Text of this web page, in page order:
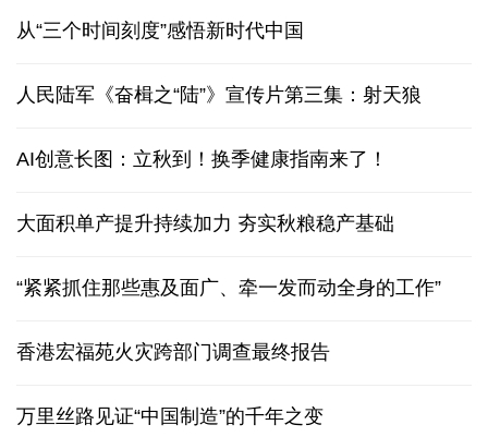
从“三个时间刻度”感悟新时代中国
人民陆军《奋楫之“陆”》宣传片第三集：射天狼
AI创意长图：立秋到！换季健康指南来了！
大面积单产提升持续加力 夯实秋粮稳产基础
“紧紧抓住那些惠及面广、牵一发而动全身的工作”
香港宏福苑火灾跨部门调查最终报告
万里丝路见证“中国制造”的千年之变